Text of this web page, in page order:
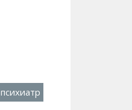
психиатр